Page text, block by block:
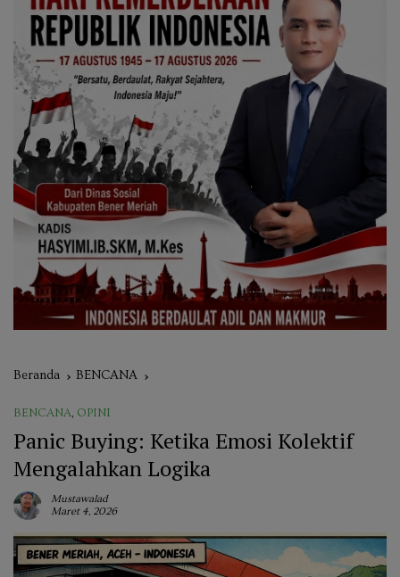
Beranda BENCANA
BENCANA, OPINI
Panic Buying: Ketika Emosi Kolektif
Mengalahkan Logika
Mustawalad
Maret 4, 2026